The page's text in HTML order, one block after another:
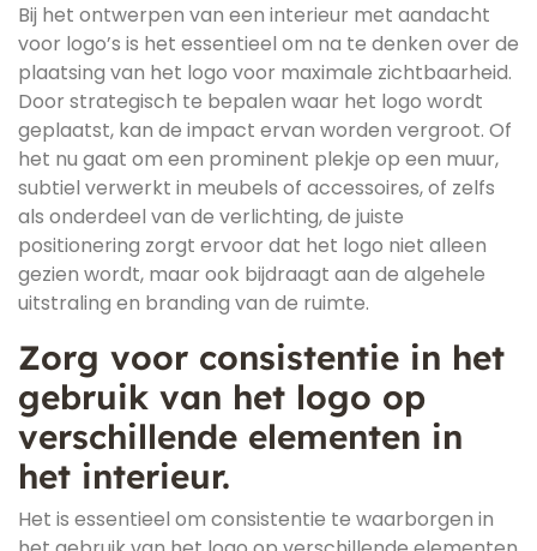
Bij het ontwerpen van een interieur met aandacht
voor logo’s is het essentieel om na te denken over de
plaatsing van het logo voor maximale zichtbaarheid.
Door strategisch te bepalen waar het logo wordt
geplaatst, kan de impact ervan worden vergroot. Of
het nu gaat om een prominent plekje op een muur,
subtiel verwerkt in meubels of accessoires, of zelfs
als onderdeel van de verlichting, de juiste
positionering zorgt ervoor dat het logo niet alleen
gezien wordt, maar ook bijdraagt aan de algehele
uitstraling en branding van de ruimte.
Zorg voor consistentie in het
gebruik van het logo op
verschillende elementen in
het interieur.
Het is essentieel om consistentie te waarborgen in